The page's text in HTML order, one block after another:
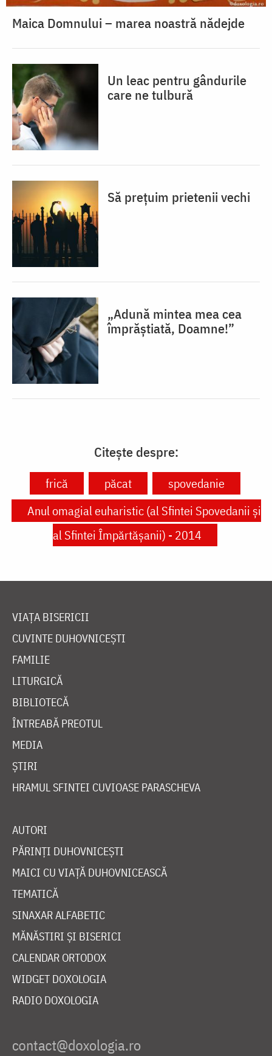
Maica Domnului – marea noastră nădejde
Un leac pentru gândurile
care ne tulbură
Să prețuim prietenii vechi
„Adună mintea mea cea
împrăștiată, Doamne!”
Citește despre:
frică păcat
spovedanie
Anul omagial euharistic (al Sfintei Spovedanii şi
al Sfintei Împărtăşanii) - 2014
VIAȚA BISERICII
CUVINTE DUHOVNICEȘTI
FAMILIE
LITURGICĂ
BIBLIOTECĂ
ÎNTREABĂ PREOTUL
MEDIA
ȘTIRI
HRAMUL SFINTEI CUVIOASE PARASCHEVA
AUTORI
PĂRINȚI DUHOVNICEȘTI
MAICI CU VIAȚĂ DUHOVNICEASCĂ
TEMATICĂ
SINAXAR ALFABETIC
MĂNĂSTIRI ȘI BISERICI
CALENDAR ORTODOX
WIDGET DOXOLOGIA
RADIO DOXOLOGIA